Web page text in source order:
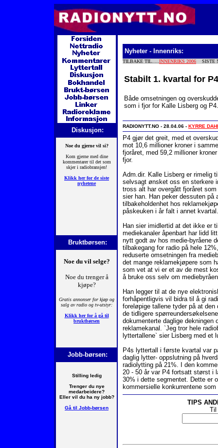
Diskusjon:
Bruktbørsen:
Jobb-børsen:
Nyheter - Innenriks:
TILBAKE TIL..... INNENRIKS 2006 SISTE
Stabilt 1. kvartal for P4
Både omsetningen og
som i fjor for Kalle Lisberg og P4.
RADIONYTT.NO - 28.04.06 - KYRRE
P4 gjør det greit, med et
mot 10,6 millioner kroner i
fjoråret, med 59,2 millioner
fjor.
Adm.dir. Kalle Lisberg er rimelig
selvsagt ønsket oss en sterkere
tross alt har overgått fjoråret
sier han. Han peker dessuten
tilbakeholdenhet hos
påskeuken i år falt i annet
Han sier imidlertid at det ikke er
mediekanaler åpenbart har lidd
nytt godt av hos medie-byråene
tilbakegang for radio på hele
reduserte omsetningen fra
det mange reklamekjøpere som
som vet at vi er et av de mest
å bruke oss selv om
Han legger til at de nye
forhåpentligvis vil bidra til å gi
foreløpige tallene tyder på at
de tidligere
dokumenterte daglige
reklamekanal. `Jeg tror hele
lyttertallene` sier Lisberg med et
P4s lyttertall i første kvartal var
daglig lytter- oppslutning på
radiolytting på 21%. I den
20 - 50 år var P4 fortsatt størst i
30% i dette segmentet. Dette er
kommersielle konkurrentene
TIPS
Til